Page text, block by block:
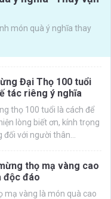
món quà ý nghĩa thay
Đại Thọ 100 tuổi
tác riêng ý nghĩa
thọ 100 tuổi là cách để
lòng biết ơn, kính trọng
với người thân...
thọ mạ vàng cao
độc đáo
mạ vàng là món quà cao